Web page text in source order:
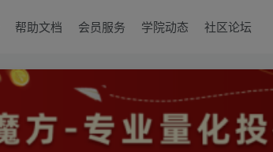
帮助文档 会员服务 学院动态 社区论坛